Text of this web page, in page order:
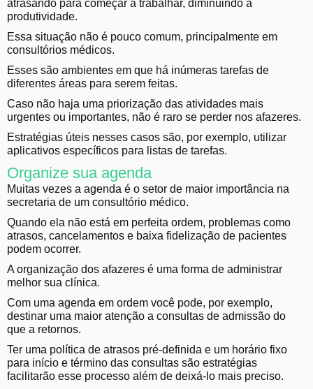
atrasando para começar a trabalhar, diminuindo a
produtividade.
Essa situação não é pouco comum, principalmente em
consultórios médicos.
Esses são ambientes em que há inúmeras tarefas de
diferentes áreas para serem feitas.
Caso não haja uma priorização das atividades mais
urgentes ou importantes, não é raro se perder nos afazeres.
Estratégias úteis nesses casos são, por exemplo, utilizar
aplicativos específicos para listas de tarefas.
Organize sua agenda
Muitas vezes a agenda é o setor de maior importância na
secretaria de um consultório médico.
Quando ela não está em perfeita ordem, problemas como
atrasos, cancelamentos e baixa fidelização de pacientes
podem ocorrer.
A organização dos afazeres é uma forma de administrar
melhor sua clínica.
Com uma agenda em ordem você pode, por exemplo,
destinar uma maior atenção a consultas de admissão do
que a retornos.
Ter uma política de atrasos pré-definida e um horário fixo
para início e término das consultas são estratégias
facilitarão esse processo além de deixá-lo mais preciso.